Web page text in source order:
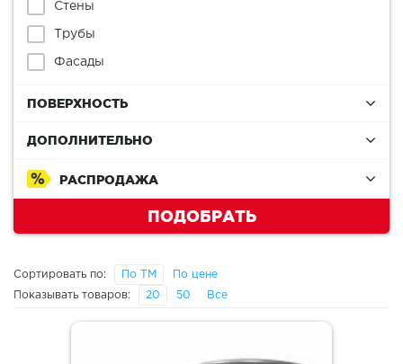
Стены
Трубы
Фасады
ПОВЕРХНОСТЬ
ДОПОЛНИТЕЛЬНО
РАСПРОДАЖА
ПОДОБРАТЬ
Сортировать по: По ТМ По цене
Показывать товаров: 20 50 Все